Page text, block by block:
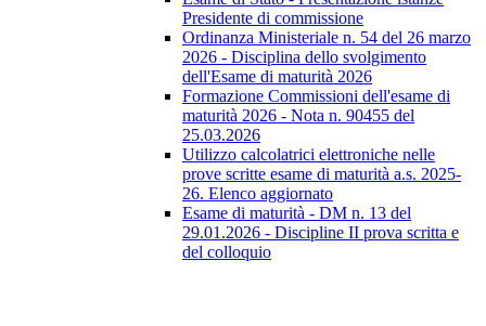
Presidente di commissione
Ordinanza Ministeriale n. 54 del 26 marzo
2026 - Disciplina dello svolgimento
dell'Esame di maturità 2026
Formazione Commissioni dell'esame di
maturità 2026 - Nota n. 90455 del
25.03.2026
Utilizzo calcolatrici elettroniche nelle
prove scritte esame di maturità a.s. 2025-
26. Elenco aggiornato
Esame di maturità - DM n. 13 del
29.01.2026 - Discipline II prova scritta e
del colloquio